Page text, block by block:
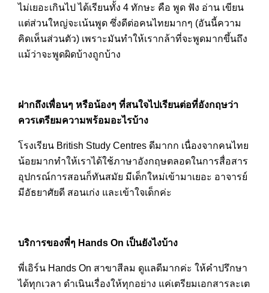
ไม่เยอะเกินไป ได้เรียนทั้ง 4 ทักษะ คือ พูด ฟัง อ่าน เขียน
แต่ส่วนใหญ่จะเน้นพูด ซึ่งดีต่อคนไทยมากๆ (อันนี้ความ
คิดเห็นส่วนตัว) เพราะมันทำให้เรากล้าที่จะพูดมากขึ้นถึง
แม้ว่าจะพูดผิดบ้างถูกบ้าง
ฝากถึงเพื่อนๆ หรือน้องๆ ที่สนใจไปเรียนต่อที่อังกฤษว่า
ควรเตรียมความพร้อมอะไรบ้าง
โรงเรียน British Study Centres ดีมากก เนื่องจากคนไทย
น้อยมากทำให้เราได้ใช้ภาษาอังกฤษตลอดในการสื่อสาร
อุปกรณ์การสอนก็ทันสมัย มีเด็กใหม่เข้ามาเยอะ อาจารย์
มีอัธยาศัยดี สอนเก่ง และเข้าใจเด็กค่ะ
บริการของพี่ๆ Hands On เป็นยังไงบ้าง
พี่เอิร์น Hands On สาขาสีลม ดูแลดีมากค่ะ ให้คำปรึกษา
ได้ทุกเวลา ดำเนินเรื่องให้ทุกอย่าง แค่เตรียมเอกสารละเต